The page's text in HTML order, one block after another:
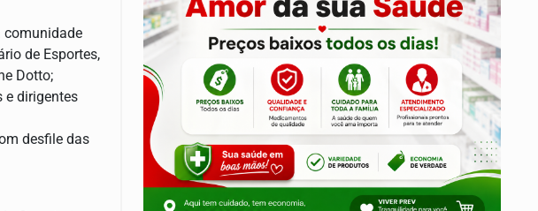
comunidade
de Esportes,
Dotto;
e dirigentes
desfile das